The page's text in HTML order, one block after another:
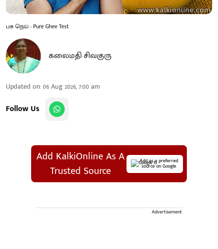
பசு நெய் - Pure Ghee Test
கலைமதி சிவகுரு
Updated on:06 Aug 2026, 7:00 am
Follow Us
Add KalkiOnline As A
Trusted Source
Add as a preferred
source on Google
Advertisement